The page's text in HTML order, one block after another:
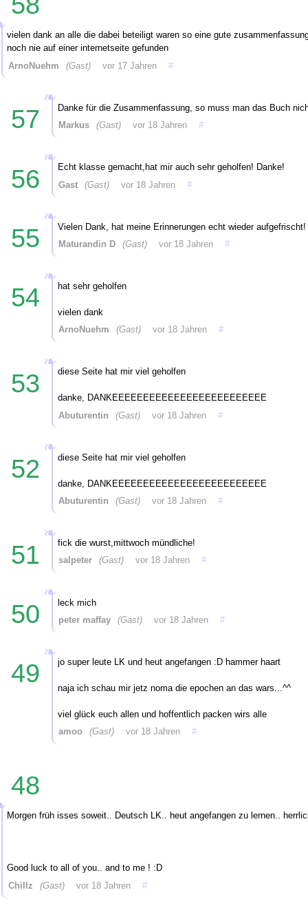
vielen dank an alle die dabei beteiligt waren so eine gute
noch nie auf einer internetseite gefunden
ArnoNuehm
(Gast) vor 17 Jahren #
57
Danke für die Zusammenfassung, so muss man das Buch
Markus
(Gast) vor 18 Jahren #
56
Echt klasse gemacht,hat mir auch sehr geholfen! Danke!
Gast
(Gast) vor 18 Jahren #
55
Vielen Dank, hat meine Erinnerungen echt wieder aufgefrischt!
Maturandin D
(Gast) vor 18 Jahren #
54 hat sehr geholfen
vielen dank
ArnoNuehm
(Gast) vor 18 Jahren #
53 diese Seite hat mir viel geholfen
danke, DANKEEEEEEEEEEEEEEEEEEEEEEEEE
Abuturentin
(Gast) vor 18 Jahren #
52 diese Seite hat mir viel geholfen
danke, DANKEEEEEEEEEEEEEEEEEEEEEEEEE
Abuturentin
(Gast) vor 18 Jahren #
51
fick die wurst,mittwoch mündliche!
salpeter
(Gast) vor 18 Jahren #
50
leck mich
peter maffay
(Gast) vor 18 Jahren #
49 jo super leute LK und heut angefangen :D hammer haart
naja ich schau mir jetz noma die epochen an das wars...^^
viel glück euch allen und hoffentlich packen wirs alle
amoo
(Gast) vor 18 Jahren #
48
Morgen früh isses soweit.. Deutsch LK.. heut angefangen zu lernen..
Good luck to all of you.. and to me ! :D
Chillz
(Gast) vor 18 Jahren #